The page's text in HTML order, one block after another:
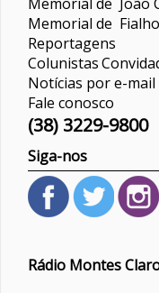
Memorial de
Reportagens
Colunistas
Notícias por e-mail
Fale conosco
(38) 3229-9800
Siga-nos
Rádio Montes